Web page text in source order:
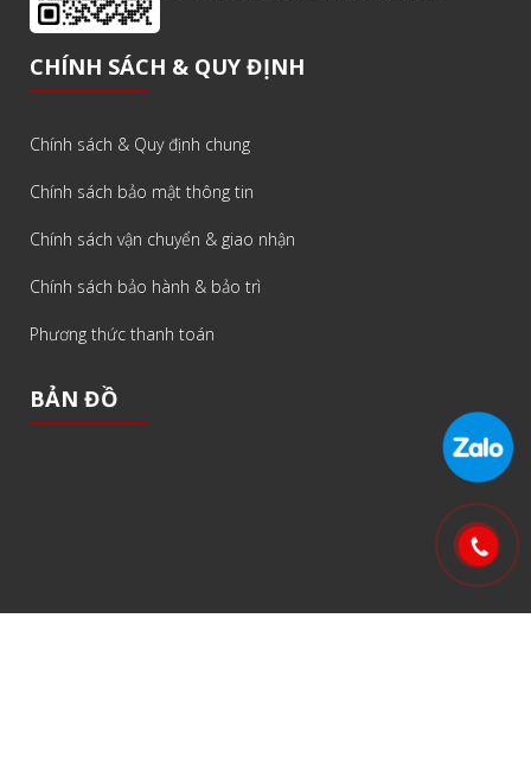
CHÍNH SÁCH & QUY ĐỊNH
Chính sách & Quy định chung
Chính sách bảo mật thông tin
Chính sách vận chuyển & giao nhận
Chính sách bảo hành & bảo trì
Phương thức thanh toán
BẢN ĐỒ